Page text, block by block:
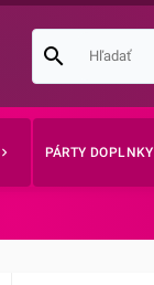
PÁRTY DOPLNKY